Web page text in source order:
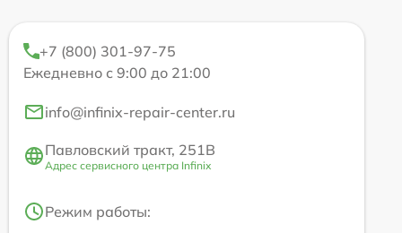
+7 (800) 301-97-75
Ежедневно с 9:00 до 21:00
info@infinix-repair-center.ru
Павловский тракт, 251В
Адрес сервисного центра Infinix
Режим работы: